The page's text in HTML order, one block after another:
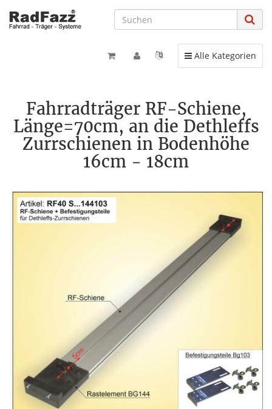
Toggle navigation
Alle Kategorien
Fahrradträger RF-Schiene,
Länge=70cm, an die Dethleffs
Zurrschienen in Bodenhöhe
16cm - 18cm